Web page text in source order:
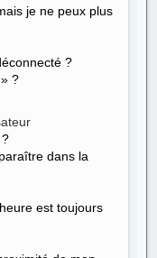
je ne peux plus
?
?
dans la
est toujours